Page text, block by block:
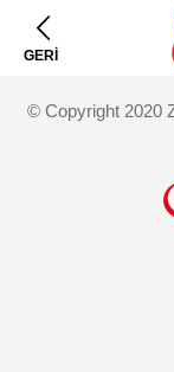
GERİ
© Copyright 2020